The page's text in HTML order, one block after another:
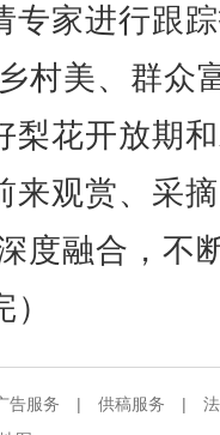
专家进行跟
村美、群众
梨花开放期
来观赏、采
度融合，不
告服务 | 供稿服务 |